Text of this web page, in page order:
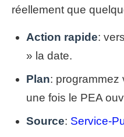
réellement que
Action rapide:
» la date.
Plan: programmez
une fois le PEA
Source: Service-